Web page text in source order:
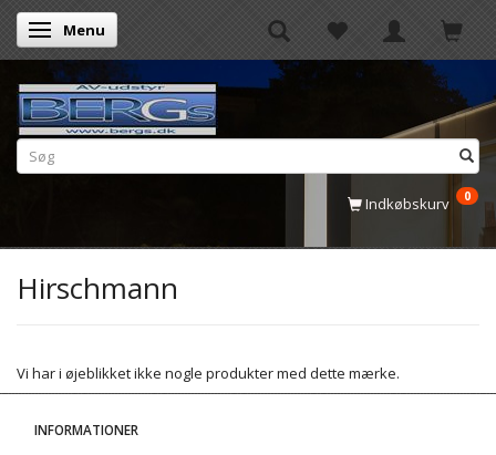
Skifte navigation
Menu
Indkøbskurv 0
Hirschmann
Vi har i øjeblikket ikke nogle produkter med dette mærke.
INFORMATIONER